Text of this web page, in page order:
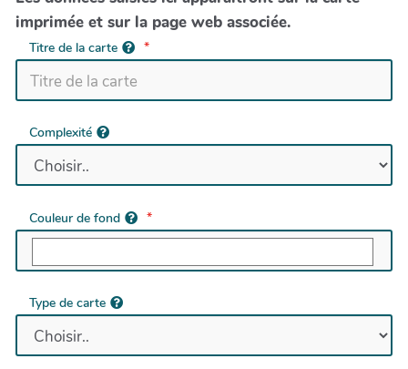
imprimée et sur la page web associée.
Titre de la carte
Complexité
Couleur de fond
Type de carte